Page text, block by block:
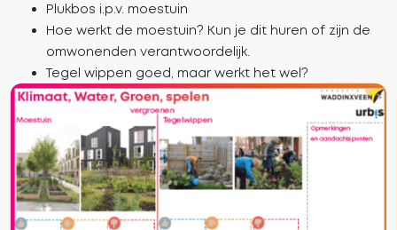
Plukbos i.p.v. moestuin
Hoe werkt de moestuin? Kun je dit huren of zijn de
omwonenden verantwoordelijk.
Tegel wippen goed, maar werkt het wel?